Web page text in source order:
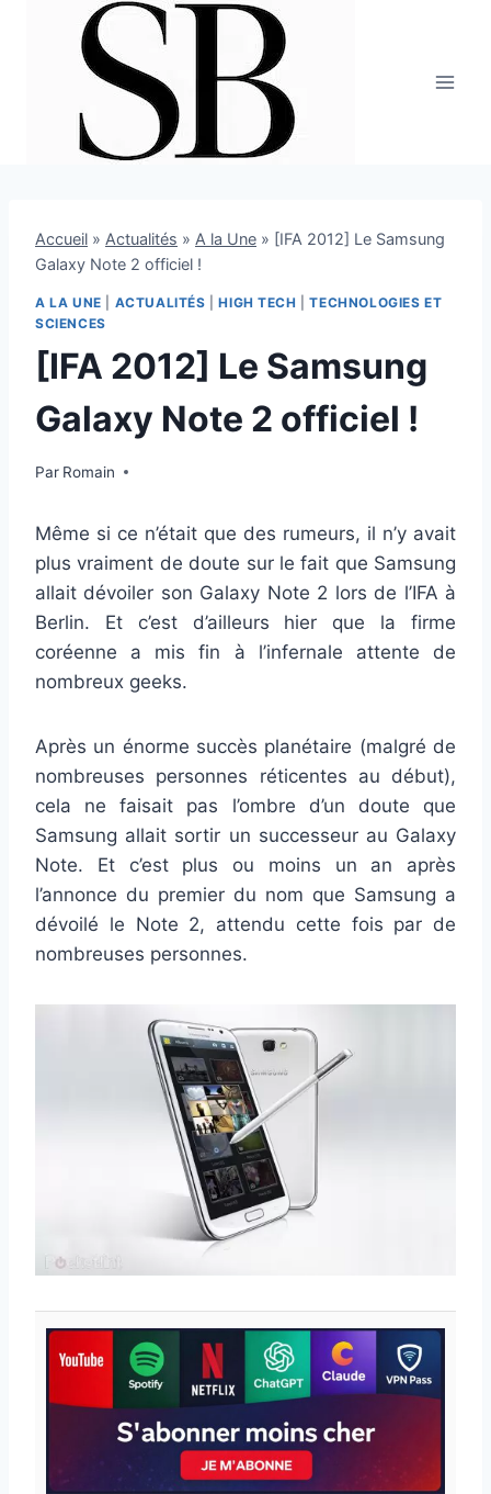
Accueil » Actualités » A la Une » [IFA 2012] Le Samsung
Galaxy Note 2 officiel !
A LA UNE ACTUALITÉS |HIGH TECH |TECHNOLOGIES ET
SCIENCES
[IFA 2012] Le Samsung
Galaxy Note 2 officiel !
Par Romain
30 août 2012
Même si ce n’était que des rumeurs, il n’y avait
plus vraiment de doute sur le fait que Samsung
allait dévoiler son Galaxy Note 2 lors de l’IFA à
Berlin. Et c’est d’ailleurs hier que la firme
coréenne a mis fin à l’infernale attente de
nombreux geeks.
Après un énorme succès planétaire (malgré de
nombreuses personnes réticentes au début),
cela ne faisait pas l’ombre d’un doute que
Samsung allait sortir un successeur au Galaxy
Note. Et c’est plus ou moins un an après
l’annonce du premier du nom que Samsung a
dévoilé le Note 2, attendu cette fois par de
nombreuses personnes.